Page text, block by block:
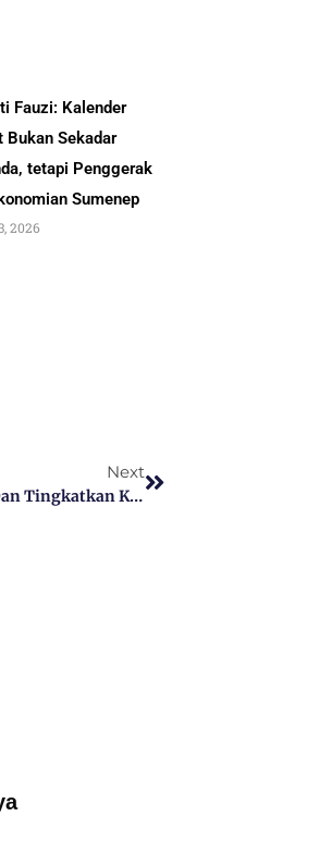
Fauzi: Kalender
Bukan Sekadar
tetapi Penggerak
Sumenep
2026
Next
Ketua PGRI Bali : Kita Harus Mampu Memajukan Pendidikan Dan Tingkatkan Karakter Terhadap Siswa